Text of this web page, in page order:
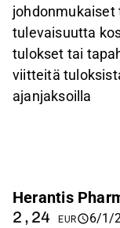
tulevaisuutta
tulokset tai
viitteitä
ajanjaksoilla
Herantis
2,24 EUR 6/1/